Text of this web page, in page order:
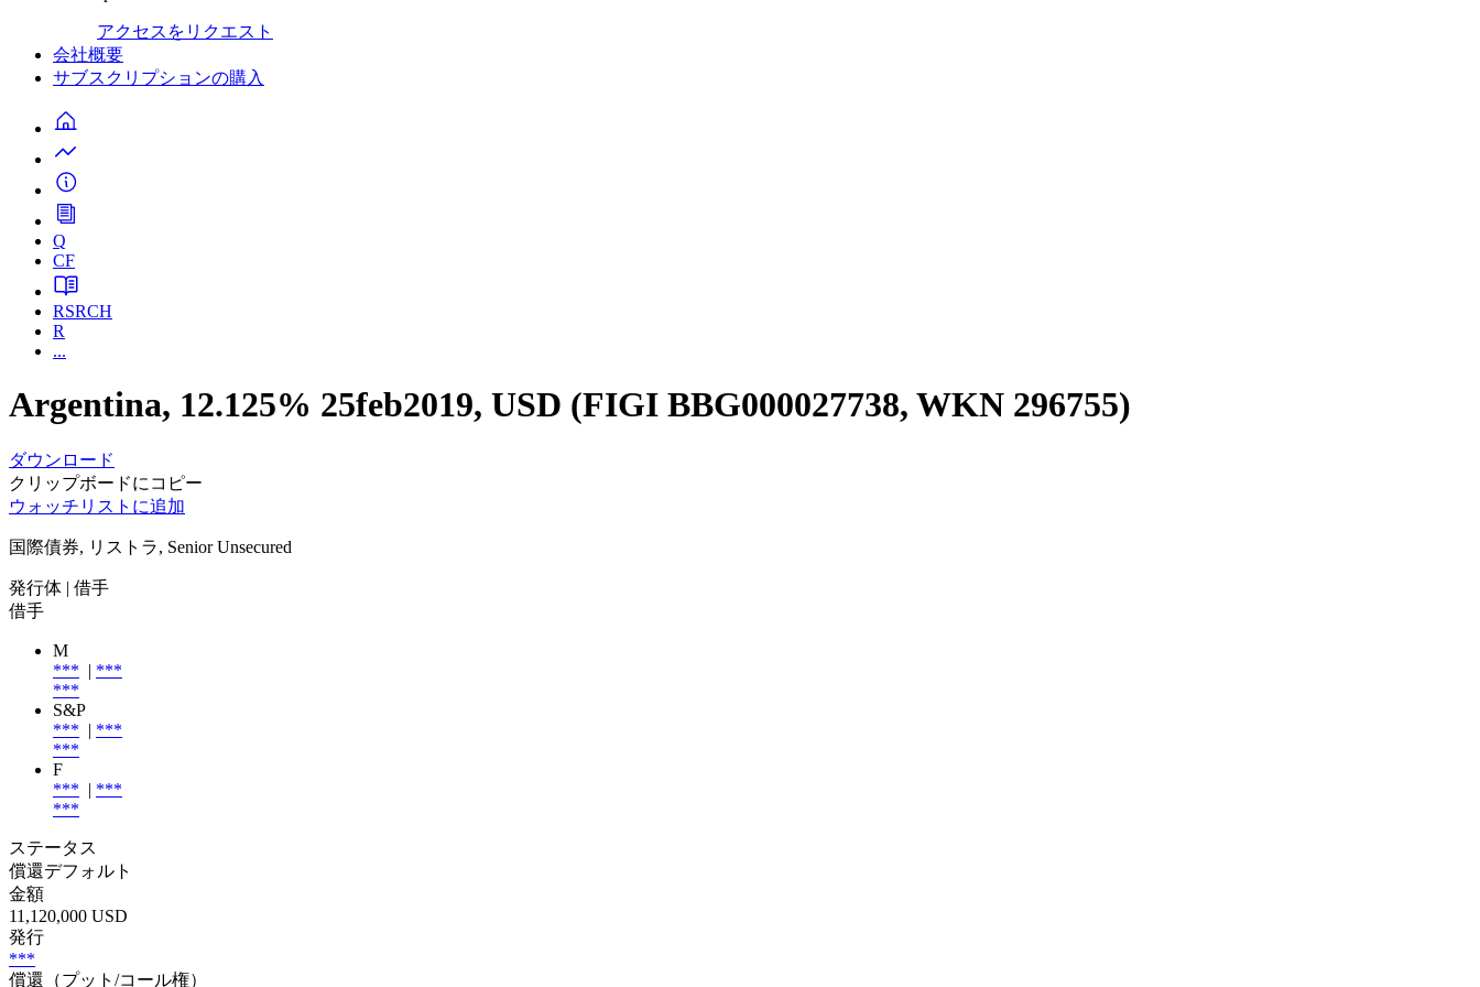
アクセスをリクエスト
会社概要
サブスクリプションの購入
Q
CF
RSRCH
R
...
Argentina, 12.125% 25feb2019, USD (FIGI BBG000027738, WKN 296755)
ダウンロード
クリップボードにコピー
ウォッチリストに追加
国際債券, リストラ, Senior Unsecured
発行体 | 借手
借手
M
*** | ***
***
S&P
*** | ***
***
F
*** | ***
***
ステータス
償還デフォルト
金額
11,120,000 USD
発行
***
償還（プット/コール権）